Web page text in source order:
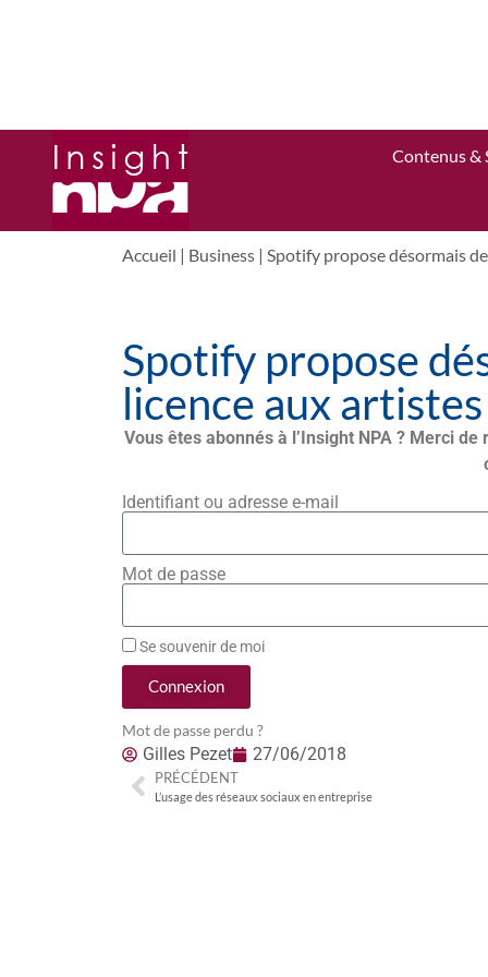
Contenus &
Accueil | Business | Spotify propose désormais
Spotify propose
licence aux
Vous êtes abonnés à l’Insight NPA ? Merci
Identifiant ou adresse e-mail
Mot de passe
Se souvenir de moi
Connexion
Mot de passe perdu ?
Gilles Pezet 27/06/2018
PRÉCÉDENT
L’usage des réseaux sociaux en entreprise